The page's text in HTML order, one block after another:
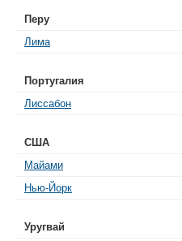
Перу
Лима
Португалия
Лиссабон
США
Майами
Нью-Йорк
Уругвай